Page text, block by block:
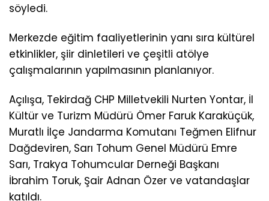
söyledi.
Merkezde eğitim faaliyetlerinin yanı sıra kültürel
etkinlikler, şiir dinletileri ve çeşitli atölye
çalışmalarının yapılmasının planlanıyor.
Açılışa, Tekirdağ CHP Milletvekili Nurten Yontar, İl
Kültür ve Turizm Müdürü Ömer Faruk Karaküçük,
Muratlı İlçe Jandarma Komutanı Teğmen Elifnur
Dağdeviren, Sarı Tohum Genel Müdürü Emre
Sarı, Trakya Tohumcular Derneği Başkanı
İbrahim Toruk, Şair Adnan Özer ve vatandaşlar
katıldı.